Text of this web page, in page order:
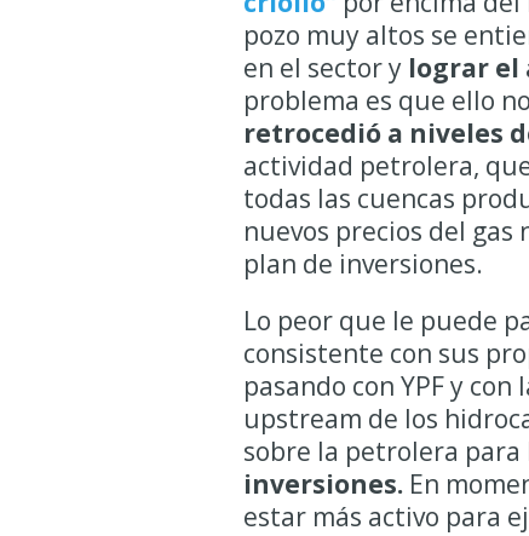
pozo muy altos se
en el sector y lograr el
problema es que ello
retrocedió a niveles
actividad petrolera,
todas las cuencas
nuevos precios del
plan de inversiones.
Lo peor que le puede
consistente con sus
pasando con YPF y
upstream de los
sobre la petrolera para
inversiones.En
estar más activo para